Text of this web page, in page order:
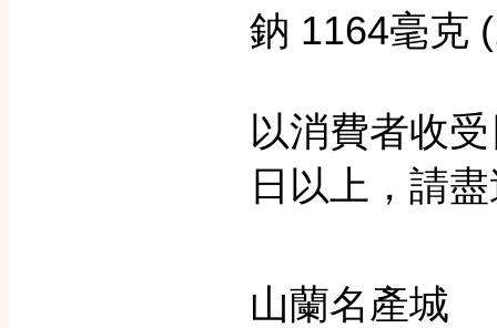
鈉 1164毫克
以消費者收
日以上，請
山蘭名產城